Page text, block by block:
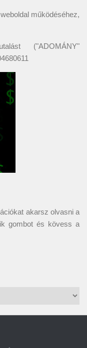
működéséhez,
("ADOMÁNY"
akarsz olvasni a
gombot és kövess a